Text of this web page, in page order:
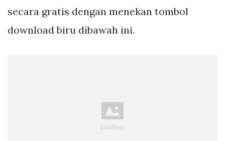
secara gratis dengan menekan tombol
download biru dibawah ini.